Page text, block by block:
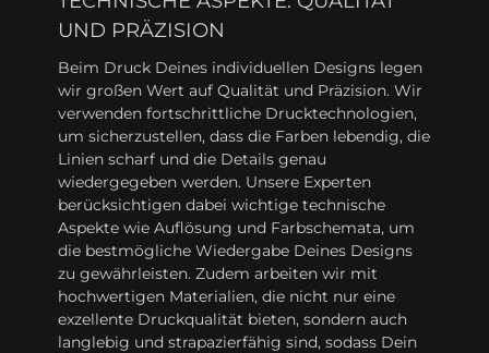
UND PRÄZISION
Beim Druck Deines individuellen Designs legen
wir großen Wert auf Qualität und Präzision. Wir
verwenden fortschrittliche Drucktechnologien,
um sicherzustellen, dass die Farben lebendig, die
Linien scharf und die Details genau
wiedergegeben werden. Unsere Experten
berücksichtigen dabei wichtige technische
Aspekte wie Auflösung und Farbschemata, um
die bestmögliche Wiedergabe Deines Designs
zu gewährleisten. Zudem arbeiten wir mit
hochwertigen Materialien, die nicht nur eine
exzellente Druckqualität bieten, sondern auch
langlebig und strapazierfähig sind, sodass Dein